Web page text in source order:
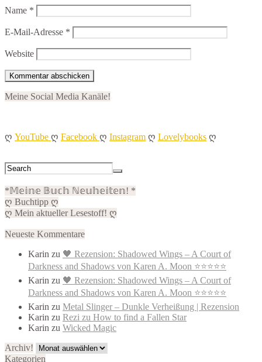
Name *
E-Mail-Adresse *
Website
Meine Social Media Kanäle!
ღ YouTube ღ Facebook ღ Instagram ღ Lovelybooks ღ
*𝕄𝕖𝕚𝕟𝕖 𝔹𝕦𝕔𝕙 ℕ𝕖𝕦𝕙𝕖𝕚𝕥𝕖𝕟! *
ღ Buchtipp ღ
ღ Mein aktueller Lesestoff! ღ
Neueste Kommentare
Karin zu 🖤 Rezension: Shadowed Wings – A Court of
Darkness and Shadows von Karen A. Moon ⭐⭐⭐⭐⭐
Karin zu 🖤 Rezension: Shadowed Wings – A Court of
Darkness and Shadows von Karen A. Moon ⭐⭐⭐⭐⭐
Karin zu Metal Slinger – Dunkle Verheißung | Rezension
Karin zu Rezi zu How to find a Fallen Star
Karin zu Wicked Magic
Archiv!
Archiv!
Kategorien